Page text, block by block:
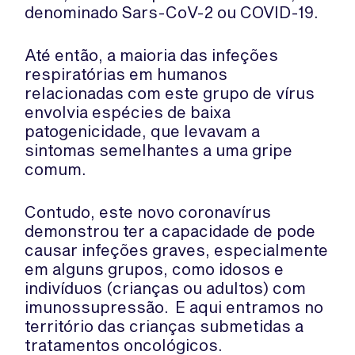
denominado Sars-CoV-2 ou COVID-19.
Até então, a maioria das infeções
respiratórias em humanos
relacionadas com este grupo de vírus
envolvia espécies de baixa
patogenicidade, que levavam a
sintomas semelhantes a uma gripe
comum.
Contudo, este novo coronavírus
demonstrou ter a capacidade de pode
causar infeções graves, especialmente
em alguns grupos, como idosos e
indivíduos (crianças ou adultos) com
imunossupressão. E aqui entramos no
território das crianças submetidas a
tratamentos oncológicos.